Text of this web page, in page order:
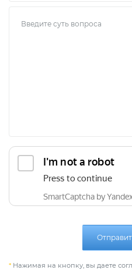
* Нажимая на кнопку, вы даете